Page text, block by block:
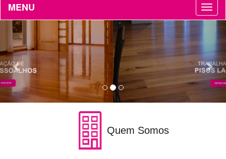
MENU
Previous
Quem Somos